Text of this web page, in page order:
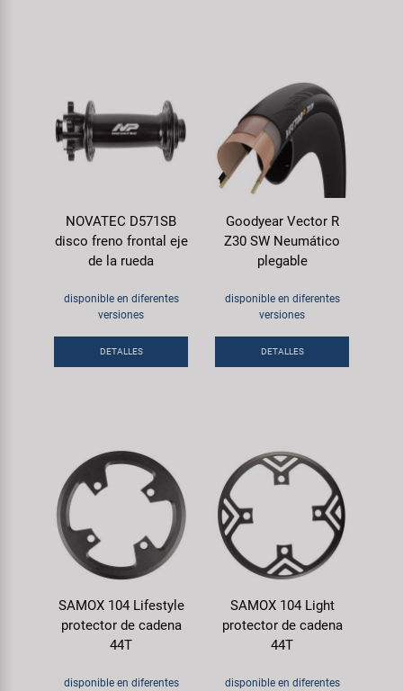
NOVATEC D571SB
disco freno frontal eje
de la rueda
disponible en diferentes
versiones
DETALLES
Goodyear Vector R
Z30 SW Neumático
plegable
disponible en diferentes
versiones
DETALLES
SAMOX 104 Lifestyle
protector de cadena
44T
disponible en diferentes
SAMOX 104 Light
protector de cadena
44T
disponible en diferentes